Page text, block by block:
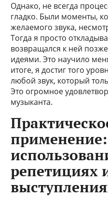
Однако, не всегда
гладко. Были моменты,
желаемого звука,
Тогда я просто
возвращался к ней
идеями. Это научило
итоге, я достиг того
любой звук, который
Это огромное
музыканта.
применение:
репетициях